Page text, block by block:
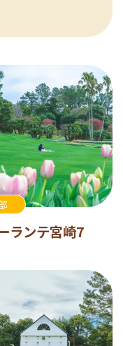
ランテ宮崎7